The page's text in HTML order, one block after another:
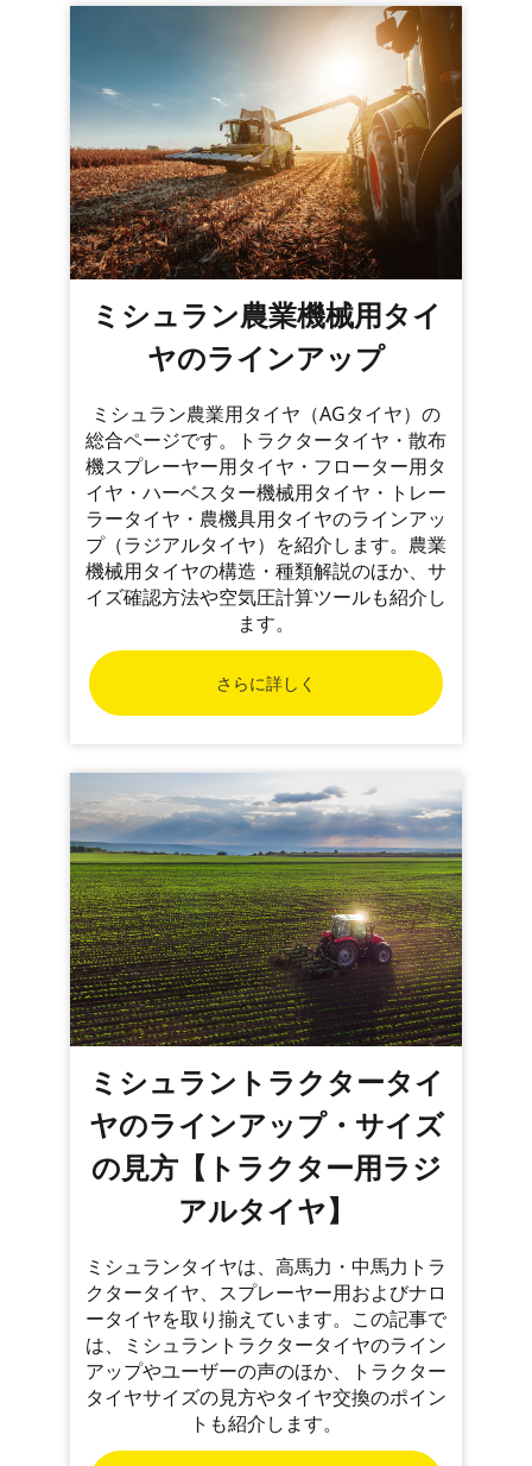
ミシュラン農業機械用タイ
ヤのラインアップ
ミシュラン農業用タイヤ（AGタイヤ）の
総合ページです。トラクタータイヤ・散布
機スプレーヤー用タイヤ・フローター用タ
イヤ・ハーベスター機械用タイヤ・トレー
ラータイヤ・農機具用タイヤのラインアッ
プ（ラジアルタイヤ）を紹介します。農業
機械用タイヤの構造・種類解説のほか、サ
イズ確認方法や空気圧計算ツールも紹介し
ます。
さらに詳しく
ミシュラントラクタータイ
ヤのラインアップ・サイズ
の見方【トラクター用ラジ
アルタイヤ】
ミシュランタイヤは、高馬力・中馬力トラ
クタータイヤ、スプレーヤー用およびナロ
ータイヤを取り揃えています。この記事で
は、ミシュラントラクタータイヤのライン
アップやユーザーの声のほか、トラクター
タイヤサイズの見方やタイヤ交換のポイン
トも紹介します。